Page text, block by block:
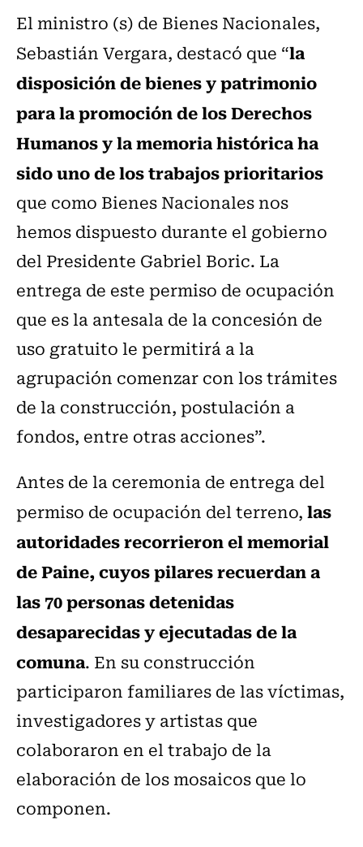
El ministro (s) de Bienes Nacionales,
Sebastián Vergara, destacó que “la
disposición de bienes y patrimonio
para la promoción de los Derechos
Humanos y la memoria histórica ha
sido uno de los trabajos prioritarios
que como Bienes Nacionales nos
hemos dispuesto durante el gobierno
del Presidente Gabriel Boric. La
entrega de este permiso de ocupación
que es la antesala de la concesión de
uso gratuito le permitirá a la
agrupación comenzar con los trámites
de la construcción, postulación a
fondos, entre otras acciones”.
Antes de la ceremonia de entrega del
permiso de ocupación del terreno,las
autoridades recorrieron el memorial
de Paine, cuyos pilares recuerdan a
las 70 personas detenidas
desaparecidas y ejecutadas de la
comuna. En su construcción
participaron familiares de las víctimas,
investigadores y artistas que
colaboraron en el trabajo de la
elaboración de los mosaicos que lo
componen.